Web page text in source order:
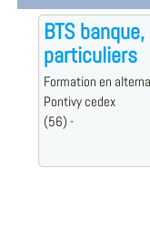
BTS
particuliers
Formation en
Pontivy cedex
(56) -